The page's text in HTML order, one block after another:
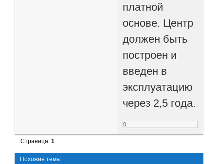
платной
основе. Центр
должен быть
построен и
введен в
эксплуатацию
через 2,5 года.
0
Страница:1
Похожие темы